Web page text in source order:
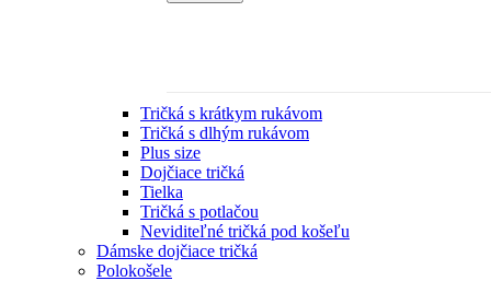
Tričká s krátkym rukávom
Tričká s dlhým rukávom
Plus size
Dojčiace tričká
Tielka
Tričká s potlačou
Neviditeľné tričká pod košeľu
Dámske dojčiace tričká
Polokošele